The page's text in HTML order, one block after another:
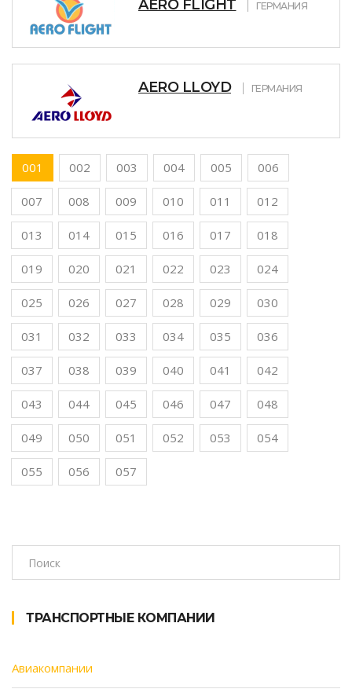
AERO FLIGHT ГЕРМАНИЯ
AERO LLOYD ГЕРМАНИЯ
001 002 003 004 005 006
007 008 009 010 011 012
013 014 015 016 017 018
019 020 021 022 023 024
025 026 027 028 029 030
031 032 033 034 035 036
037 038 039 040 041 042
043 044 045 046 047 048
049 050 051 052 053 054
055 056 057
ТРАНСПОРТНЫЕ КОМПАНИИ
Авиакомпании